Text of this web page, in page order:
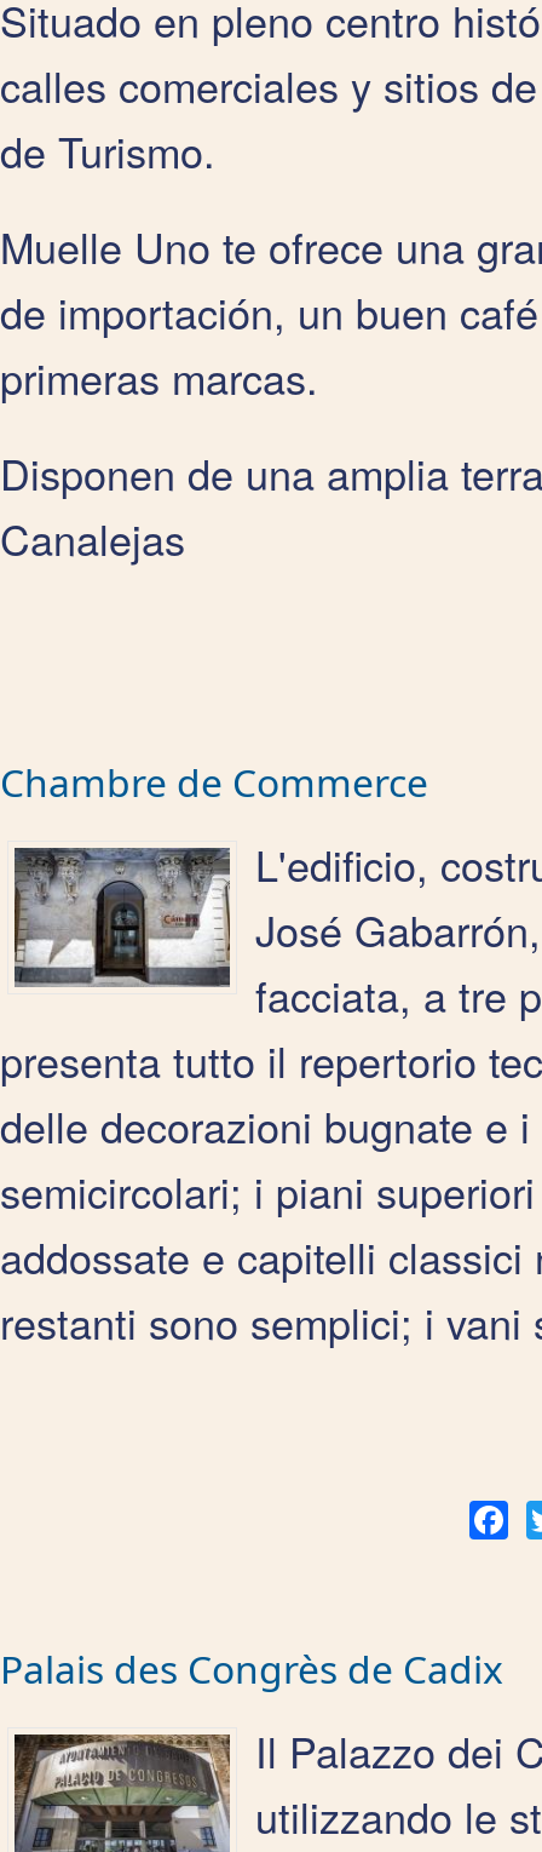
Situado en pleno centro
calles comerciales y sitios
de Turismo.
Muelle Uno te ofrece una
de importación, un buen
primeras marcas.
Disponen de una amplia
Canalejas
Chambre de Commerce
L'edificio,
José
facciata, a tre
presenta tutto il repertorio
delle decorazioni bugnate e
semicircolari; i piani
addossate e capitelli
restanti sono semplici; i
Palais des Congrès de Cadix
Il Palazzo dei
utilizzando le